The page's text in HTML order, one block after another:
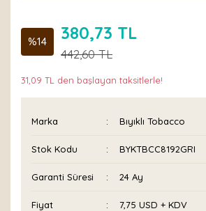
%14 380,73 TL
442,60 TL
31,09 TL den başlayan taksitlerle!
Marka Bıyıklı Tobacco
Stok Kodu BYKTBCC8192GRI
Garanti Süresi 24 Ay
Fiyat 7,75 USD + KDV